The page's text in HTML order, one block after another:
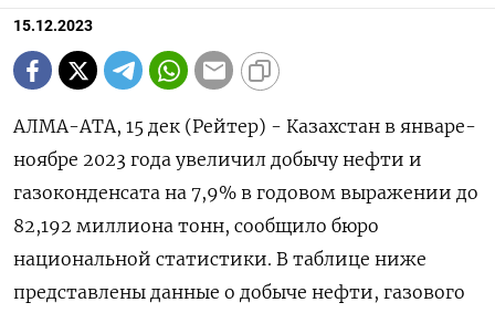
15.12.2023
АЛМА-АТА, 15 дек (Рейтер) - Казахстан в январе-
ноябре 2023 года увеличил добычу нефти и
гaзоконденсaтa на 7,9% в годовом выражении до
82,192 миллиона тонн, сообщило бюро
национальной статистики. В таблице ниже
представлены данные о добыче нефти, газового